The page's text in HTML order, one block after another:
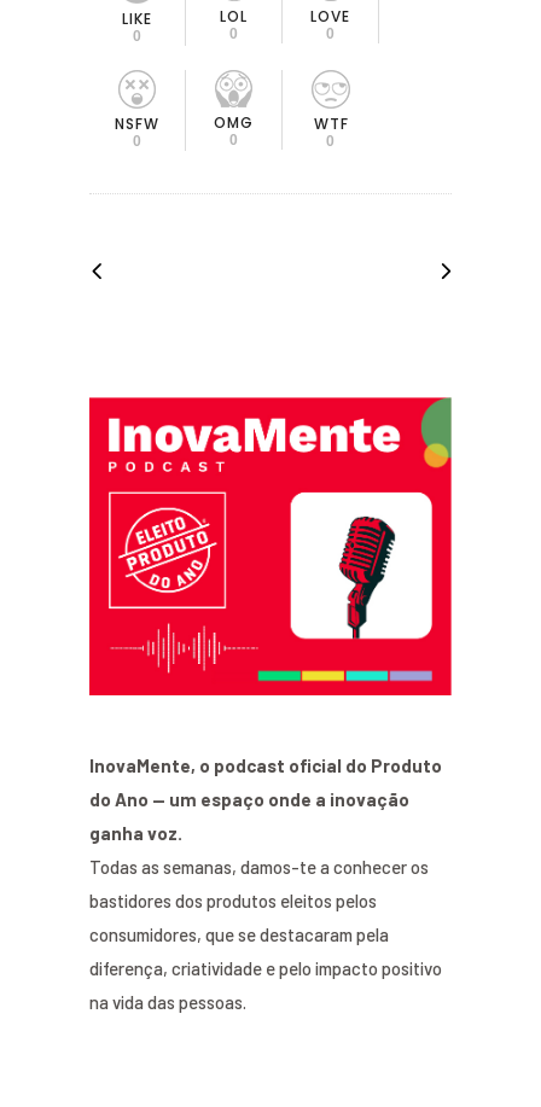
LIKE
0
LOL
0
LOVE
0
NSFW
0
OMG
0
WTF
0
InovaMente, o podcast oficial do Produto
do Ano — um espaço onde a inovação
ganha voz.
Todas as semanas, damos-te a conhecer os
bastidores dos produtos eleitos pelos
consumidores, que se destacaram pela
diferença, criatividade e pelo impacto positivo
na vida das pessoas.